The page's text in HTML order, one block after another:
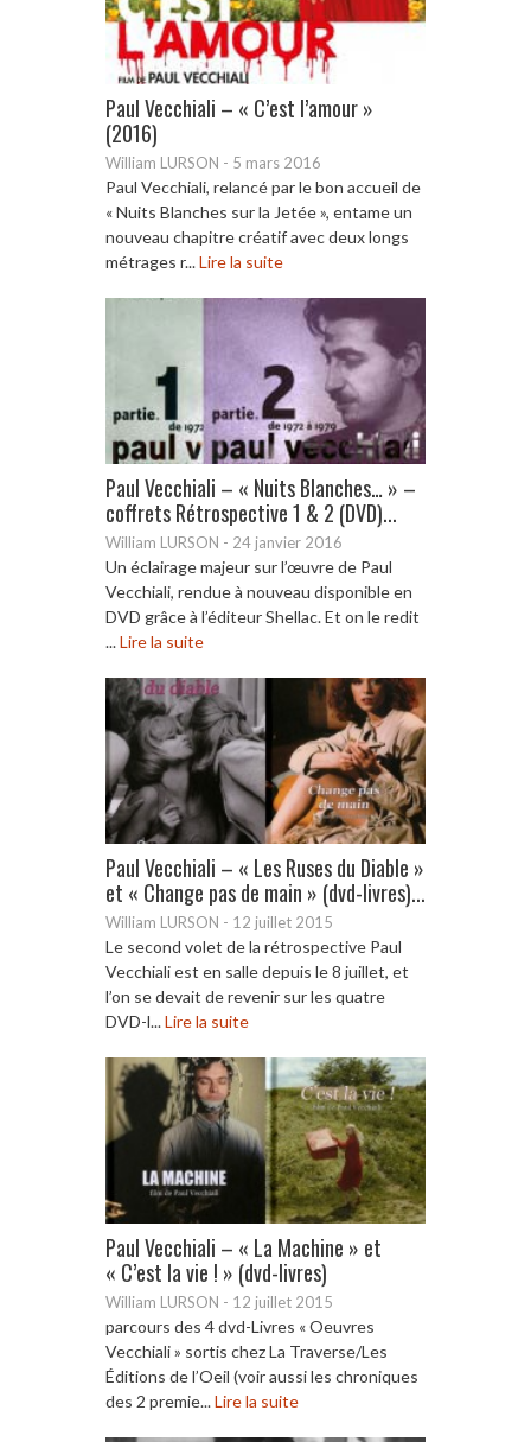
Paul Vecchiali – « C’est l’amour »
(2016)
William LURSON - 5 mars 2016
Paul Vecchiali, relancé par le bon accueil de
« Nuits Blanches sur la Jetée », entame un
nouveau chapitre créatif avec deux longs
métrages r...Lire la suite
Paul Vecchiali – « Nuits Blanches… » –
coffrets Rétrospective 1 & 2 (DVD)...
William LURSON - 24 janvier 2016
Un éclairage majeur sur l’œuvre de Paul
Vecchiali, rendue à nouveau disponible en
DVD grâce à l’éditeur Shellac. Et on le redit
...Lire la suite
Paul Vecchiali – « Les Ruses du Diable »
et « Change pas de main » (dvd-livres)...
William LURSON - 12 juillet 2015
Le second volet de la rétrospective Paul
Vecchiali est en salle depuis le 8 juillet, et
l’on se devait de revenir sur les quatre
DVD-l...Lire la suite
Paul Vecchiali – « La Machine » et
« C’est la vie ! » (dvd-livres)
William LURSON - 12 juillet 2015
parcours des 4 dvd-Livres « Oeuvres
Vecchiali » sortis chez La Traverse/Les
Éditions de l’Oeil (voir aussi les chroniques
des 2 premie...Lire la suite